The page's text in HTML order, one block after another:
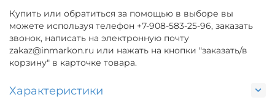
Купить или обратиться за помощью в выборе вы
можете используя телефон +7-908-583-25-96, заказать
звонок, написать на электронную почту
zakaz@inmarkon.ru или нажать на кнопки "заказать/в
корзину" в карточке товара.
Характеристики